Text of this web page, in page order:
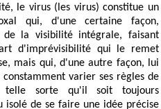
le virus (les virus) constitue un
qui, d'une certaine façon,
de la visibilité intégrale, faisant
d'imprévisibilité qui le remet
mais qui, d'une autre façon, lui
varier ses règles de
telle sorte qu'il soit toujours
isolé de se faire une idée précise